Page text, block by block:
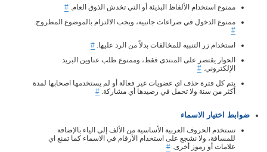
ممنوع استخدام الألفاظ البذيئة أو التي تخدش الذوق العام. #
ممنوع الدخول في صراعات جانبية، ويجب الالتزام بالموضوع المطروح.
#
استخدام زر التنبيه للمخالفات بدلاً من الرد عليها. #
الحوار يقتصر على المنتدى فقط، وممنوع طلب عناوين البريد
الإلكتروني. #
يتم كل فترة حذف اي عضويات غير فعالة أو لم يستخدمها اصحابها لمدة
أكثر من سنة ولا تحمل في رصيدها أي مشاركة. #
ضوابط اختيار الاسماء
تستخدم الحروف العربية الأساسية من الألف إلى الياء بالإضافة
للمسافة، ولا نشجع على استخدام الأرقام في الاسماء كما تمنع اي
علامات أو رموز أخرى. #